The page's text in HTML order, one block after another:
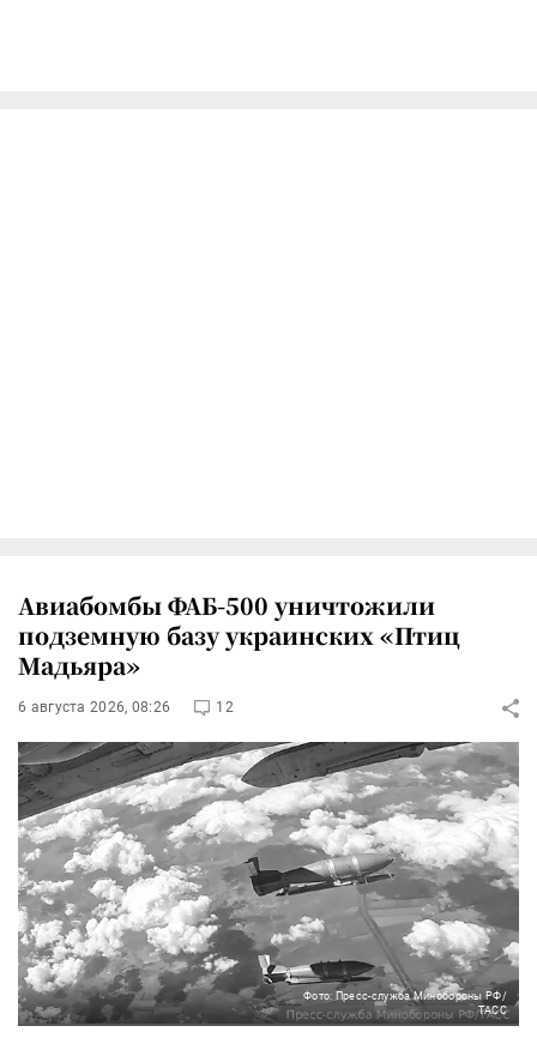
Авиабомбы ФАБ-500 уничтожили
подземную базу украинских «Птиц
Мадьяра»
6 августа 2026, 08:26 12
Фото: Пресс-служба Минобороны РФ/
ТАСС